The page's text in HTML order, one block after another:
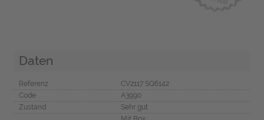
Daten
Referenz
CV2117 SQ6142
Code
A3990
Zustand
Sehr gut